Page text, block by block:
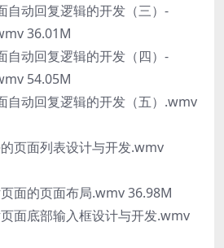
动回复逻辑的开发（三）-
36.01M
动回复逻辑的开发（四）-
54.05M
动回复逻辑的开发（五）.wmv
页面列表设计与开发.wmv
面的页面布局.wmv 36.98M
面底部输入框设计与开发.wmv